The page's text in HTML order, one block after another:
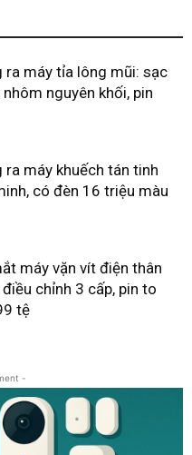
ra máy tỉa lông mũi: sạc
nhôm nguyên khối, pin
máy khuếch tán tinh
có đèn 16 triệu màu
máy vặn vít điện thân
chỉnh 3 cấp, pin to
tệ
-